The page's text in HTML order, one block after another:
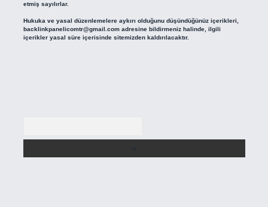
etmiş sayılırlar.
Hukuka ve yasal düzenlemelere aykırı olduğunu düşündüğünüz içerikleri,
backlinkpanelicomtr@gmail.comadresine bildirmeniz halinde, ilgili
içerikler yasal süre içerisinde sitemizden kaldırılacaktır.